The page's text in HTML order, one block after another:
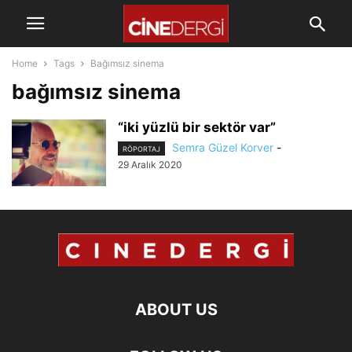
Home Tags Bağımsız sinema
bağımsız sinema
“iki yüzlü bir sektör var”
RÖPORTAJ Semra Güzel Korver -
29 Aralık 2020
ABOUT US